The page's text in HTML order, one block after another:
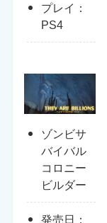
プレイ：
PS4
ゾンビサ
バイバル
コロニー
ビルダー
発売日：